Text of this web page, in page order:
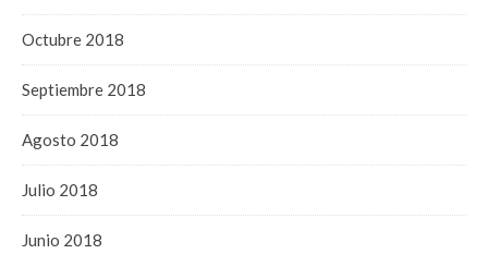
Octubre 2018
Septiembre 2018
Agosto 2018
Julio 2018
Junio 2018